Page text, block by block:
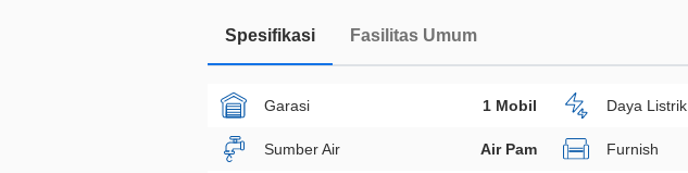
Spesifikasi Fasilitas Umum
Garasi 1 Mobil Daya Listrik
Sumber Air Air Pam Furnish